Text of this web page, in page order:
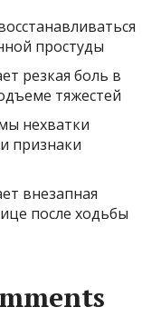
простуды
резкая боль в
тяжестей
нехватки
признаки
внезапная
после ходьбы